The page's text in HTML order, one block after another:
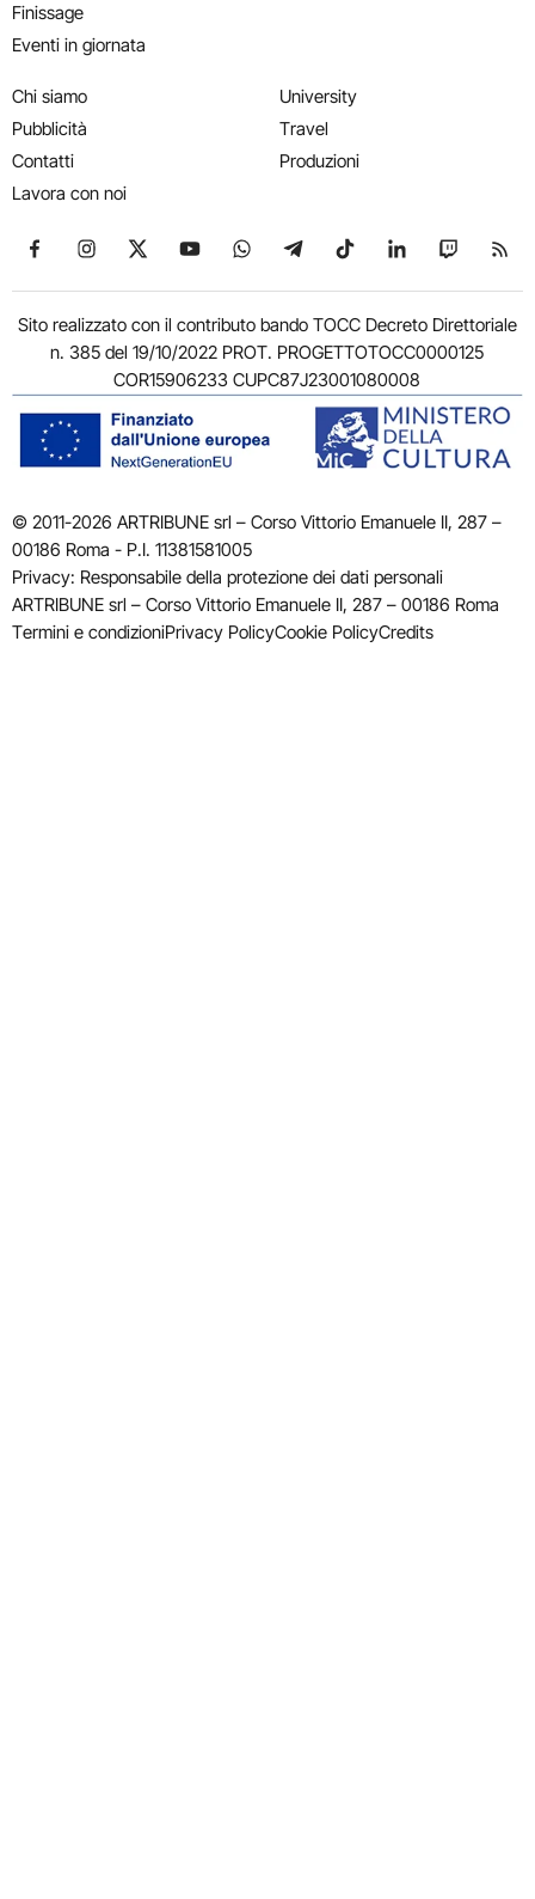
Finissage
Eventi in giornata
Chi siamo
Pubblicità
Contatti
Lavora con noi
University
Travel
Produzioni
Seguici su Facebook
Seguici su Instagram
Seguici su X
Seguici su YouTube
Seguici su WhatsApp
Seguici su Telegram
Seguici su TikTok
Seguici su
Seguici
Sito realizzato con il contributo bando TOCC Decreto Direttoriale
n. 385 del 19/10/2022 PROT. PROGETTOTOCC0000125
COR15906233 CUPC87J23001080008
© 2011-2026 ARTRIBUNE srl – Corso Vittorio Emanuele II, 287 –
00186 Roma - P.I. 11381581005
Privacy: Responsabile della protezione dei dati personali
ARTRIBUNE srl – Corso Vittorio Emanuele II, 287 – 00186 Roma
Termini e condizioniPrivacy PolicyCookie PolicyCredits